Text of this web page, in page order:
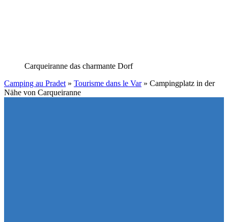
Carqueiranne das charmante Dorf
Camping au Pradet » Tourisme dans le Var» Campingplatz in der
Nähe von Carqueiranne